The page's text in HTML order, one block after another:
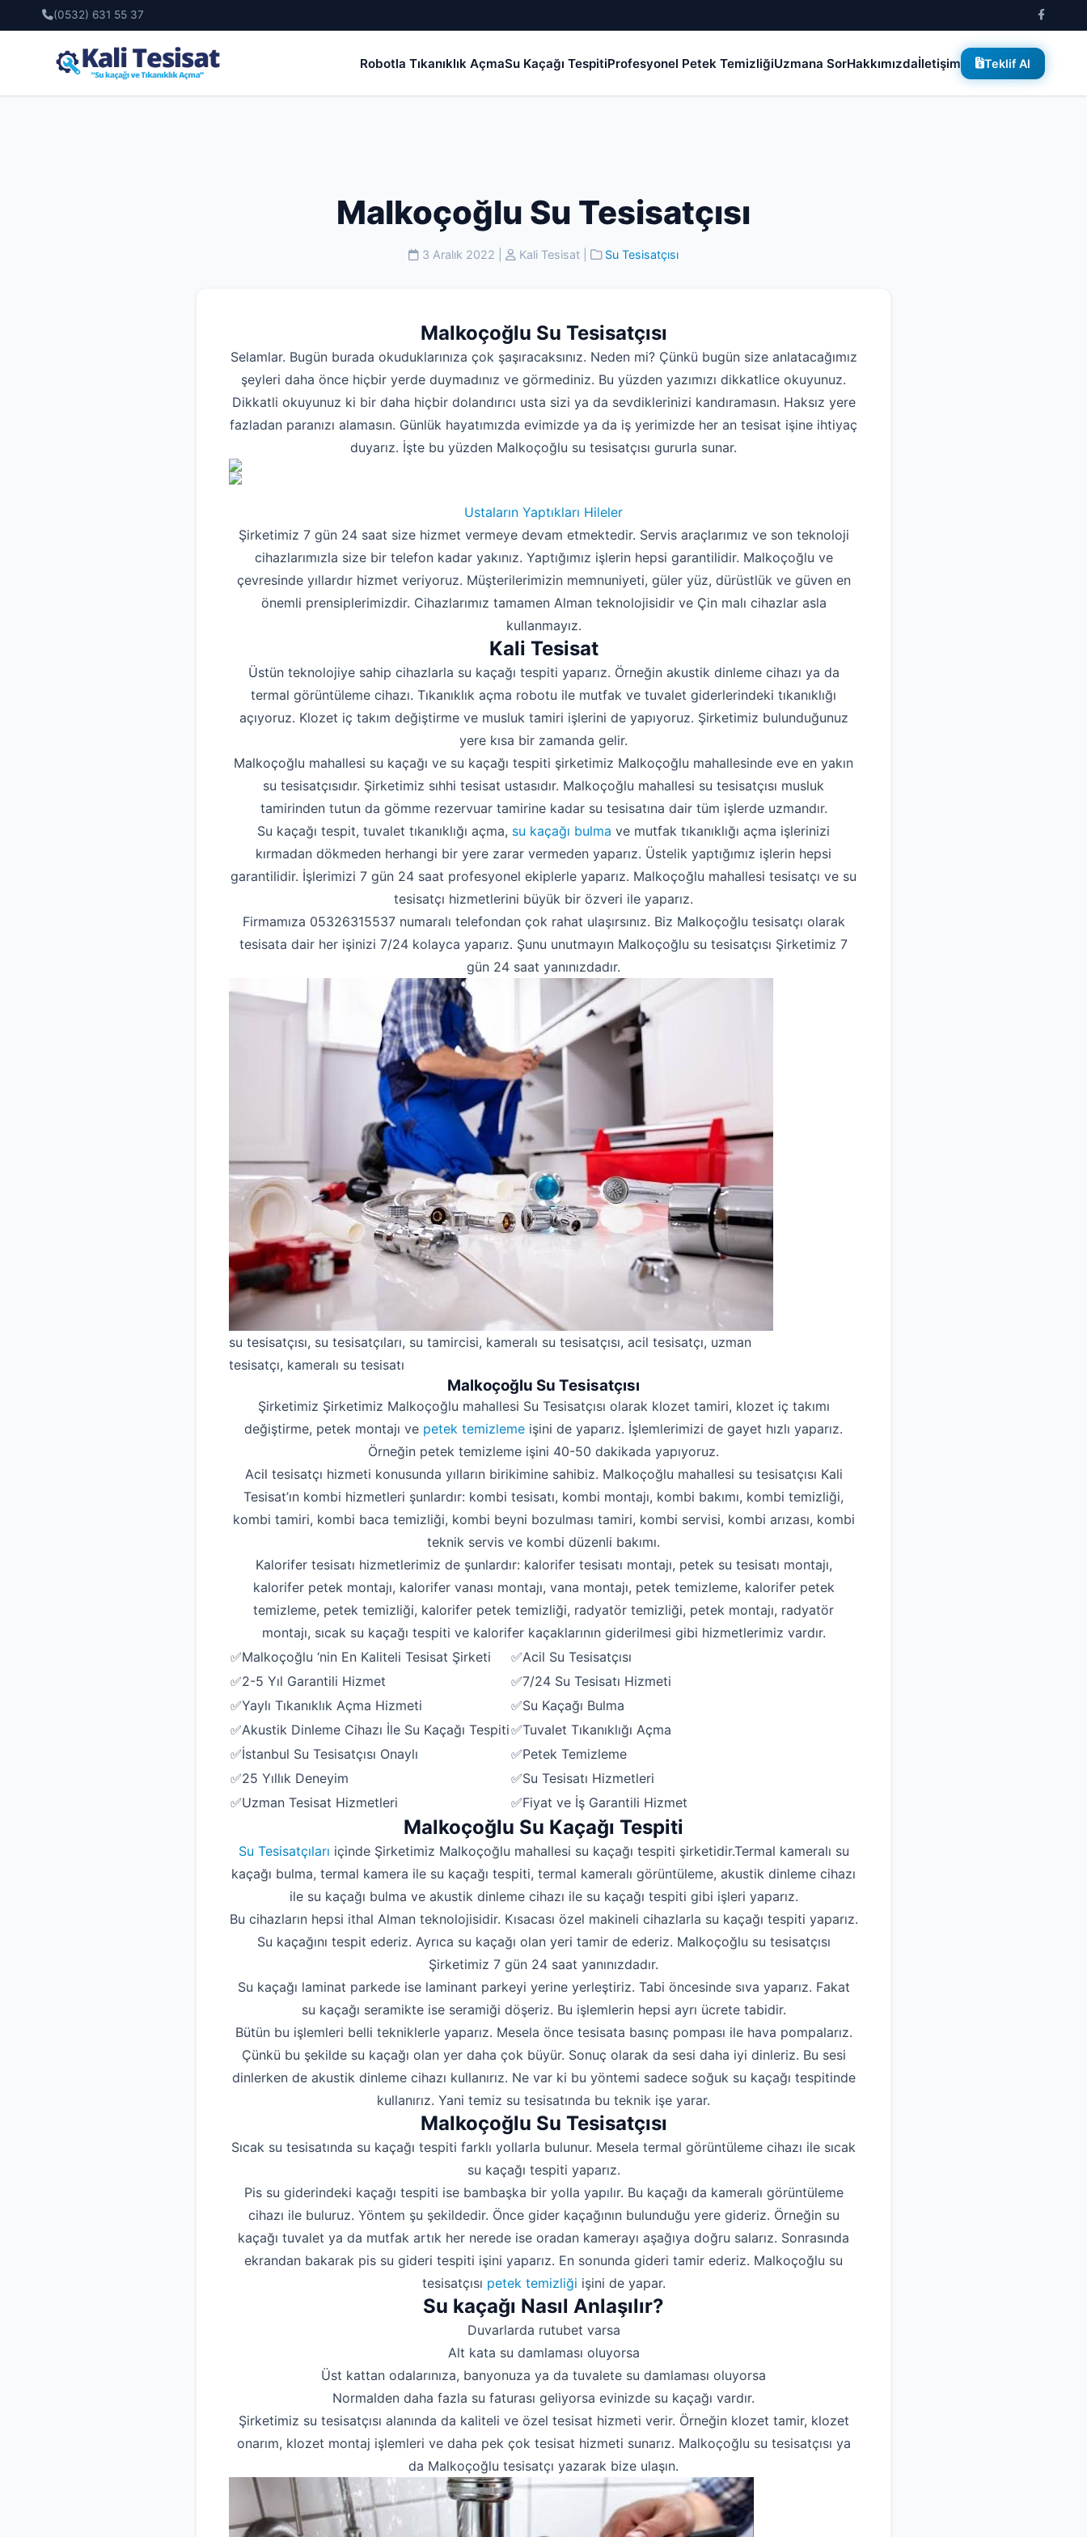
(0532) 631 55 37
Robotla Tıkanıklık AçmaSu Kaçağı TespitiProfesyonel Petek TemizliğiUzmana SorHakkımızdaİletişim Teklif Al
Robotla Tıkanıklık Açma
Su Kaçağı Tespiti
Profesyonel Petek Temizliği
Uzmana Sor
Hakkımızda
İletişim
Malkoçoğlu Su Tesisatçısı
3 Aralık 2022 Kali Tesisat Su Tesisatçısı
Malkoçoğlu Su Tesisatçısı
Selamlar. Bugün burada okuduklarınıza çok şaşıracaksınız. Neden mi? Çünkü bugün size anlatacağımız
şeyleri daha önce hiçbir yerde duymadınız ve görmediniz. Bu yüzden yazımızı dikkatlice okuyunuz.
Dikkatli okuyunuz ki bir daha hiçbir dolandırıcı usta sizi ya da sevdiklerinizi kandıramasın. Haksız yere
fazladan paranızı alamasın. Günlük hayatımızda evimizde ya da iş yerimizde her an tesisat işine ihtiyaç
duyarız. İşte bu yüzden Malkoçoğlu su tesisatçısı gururla sunar.
Ustaların Yaptıkları Hileler
Şirketimiz 7 gün 24 saat size hizmet vermeye devam etmektedir. Servis araçlarımız ve son teknoloji
cihazlarımızla size bir telefon kadar yakınız. Yaptığımız işlerin hepsi garantilidir. Malkoçoğlu ve
çevresinde yıllardır hizmet veriyoruz. Müşterilerimizin memnuniyeti, güler yüz, dürüstlük ve güven en
önemli prensiplerimizdir. Cihazlarımız tamamen Alman teknolojisidir ve Çin malı cihazlar asla
kullanmayız.
Kali Tesisat
Üstün teknolojiye sahip cihazlarla su kaçağı tespiti yaparız. Örneğin akustik dinleme cihazı ya da
termal görüntüleme cihazı. Tıkanıklık açma robotu ile mutfak ve tuvalet giderlerindeki tıkanıklığı
açıyoruz. Klozet iç takım değiştirme ve musluk tamiri işlerini de yapıyoruz. Şirketimiz bulunduğunuz
yere kısa bir zamanda gelir.
Malkoçoğlu mahallesi su kaçağı ve su kaçağı tespiti şirketimiz Malkoçoğlu mahallesinde eve en yakın
su tesisatçısıdır. Şirketimiz sıhhi tesisat ustasıdır. Malkoçoğlu mahallesi su tesisatçısı musluk
tamirinden tutun da gömme rezervuar tamirine kadar su tesisatına dair tüm işlerde uzmandır.
Su kaçağı tespit, tuvalet tıkanıklığı açma, su kaçağı bulma ve mutfak tıkanıklığı açma işlerinizi
kırmadan dökmeden herhangi bir yere zarar vermeden yaparız. Üstelik yaptığımız işlerin hepsi
garantilidir. İşlerimizi 7 gün 24 saat profesyonel ekiplerle yaparız. Malkoçoğlu mahallesi tesisatçı ve su
tesisatçı hizmetlerini büyük bir özveri ile yaparız.
Firmamıza 05326315537 numaralı telefondan çok rahat ulaşırsınız. Biz Malkoçoğlu tesisatçı olarak
tesisata dair her işinizi 7/24 kolayca yaparız. Şunu unutmayın Malkoçoğlu su tesisatçısı Şirketimiz 7
gün 24 saat yanınızdadır.
su tesisatçısı, su tesisatçıları, su tamircisi, kameralı su tesisatçısı, acil tesisatçı, uzman
tesisatçı, kameralı su tesisatı
Malkoçoğlu Su Tesisatçısı
Şirketimiz Şirketimiz Malkoçoğlu mahallesi Su Tesisatçısı olarak klozet tamiri, klozet iç takımı
değiştirme, petek montajı ve petek temizleme işini de yaparız. İşlemlerimizi de gayet hızlı yaparız.
Örneğin petek temizleme işini 40-50 dakikada yapıyoruz.
Acil tesisatçı hizmeti konusunda yılların birikimine sahibiz. Malkoçoğlu mahallesi su tesisatçısı Kali
Tesisat’ın kombi hizmetleri şunlardır: kombi tesisatı, kombi montajı, kombi bakımı, kombi temizliği,
kombi tamiri, kombi baca temizliği, kombi beyni bozulması tamiri, kombi servisi, kombi arızası, kombi
teknik servis ve kombi düzenli bakımı.
Kalorifer tesisatı hizmetlerimiz de şunlardır: kalorifer tesisatı montajı, petek su tesisatı montajı,
kalorifer petek montajı, kalorifer vanası montajı, vana montajı, petek temizleme, kalorifer petek
temizleme, petek temizliği, kalorifer petek temizliği, radyatör temizliği, petek montajı, radyatör
montajı, sıcak su kaçağı tespiti ve kalorifer kaçaklarının giderilmesi gibi hizmetlerimiz vardır.
✅Malkoçoğlu ‘nin En Kaliteli Tesisat Şirketi
✅Acil Su Tesisatçısı
✅2-5 Yıl Garantili Hizmet
✅7/24 Su Tesisatı Hizmeti
✅Yaylı Tıkanıklık Açma Hizmeti
✅Su Kaçağı Bulma
✅Akustik Dinleme Cihazı İle Su Kaçağı Tespiti✅Tuvalet Tıkanıklığı Açma
✅İstanbul Su Tesisatçısı Onaylı
✅Petek Temizleme
✅25 Yıllık Deneyim
✅Su Tesisatı Hizmetleri
✅Uzman Tesisat Hizmetleri
✅Fiyat ve İş Garantili Hizmet
Malkoçoğlu Su Kaçağı Tespiti
Su Tesisatçıları içinde Şirketimiz Malkoçoğlu mahallesi su kaçağı tespiti şirketidir.Termal kameralı su
kaçağı bulma, termal kamera ile su kaçağı tespiti, termal kameralı görüntüleme, akustik dinleme cihazı
ile su kaçağı bulma ve akustik dinleme cihazı ile su kaçağı tespiti gibi işleri yaparız.
Bu cihazların hepsi ithal Alman teknolojisidir. Kısacası özel makineli cihazlarla su kaçağı tespiti yaparız.
Su kaçağını tespit ederiz. Ayrıca su kaçağı olan yeri tamir de ederiz. Malkoçoğlu su tesisatçısı
Şirketimiz 7 gün 24 saat yanınızdadır.
Su kaçağı laminat parkede ise laminant parkeyi yerine yerleştiriz. Tabi öncesinde sıva yaparız. Fakat
su kaçağı seramikte ise seramiği döşeriz. Bu işlemlerin hepsi ayrı ücrete tabidir.
Bütün bu işlemleri belli tekniklerle yaparız. Mesela önce tesisata basınç pompası ile hava pompalarız.
Çünkü bu şekilde su kaçağı olan yer daha çok büyür. Sonuç olarak da sesi daha iyi dinleriz. Bu sesi
dinlerken de akustik dinleme cihazı kullanırız. Ne var ki bu yöntemi sadece soğuk su kaçağı tespitinde
kullanırız. Yani temiz su tesisatında bu teknik işe yarar.
Malkoçoğlu Su Tesisatçısı
Sıcak su tesisatında su kaçağı tespiti farklı yollarla bulunur. Mesela termal görüntüleme cihazı ile sıcak
su kaçağı tespiti yaparız.
Pis su giderindeki kaçağı tespiti ise bambaşka bir yolla yapılır. Bu kaçağı da kameralı görüntüleme
cihazı ile buluruz. Yöntem şu şekildedir. Önce gider kaçağının bulunduğu yere gideriz. Örneğin su
kaçağı tuvalet ya da mutfak artık her nerede ise oradan kamerayı aşağıya doğru salarız. Sonrasında
ekrandan bakarak pis su gideri tespiti işini yaparız. En sonunda gideri tamir ederiz. Malkoçoğlu su
tesisatçısı petek temizliği işini de yapar.
Su kaçağı Nasıl Anlaşılır?
Duvarlarda rutubet varsa
Alt kata su damlaması oluyorsa
Üst kattan odalarınıza, banyonuza ya da tuvalete su damlaması oluyorsa
Normalden daha fazla su faturası geliyorsa evinizde su kaçağı vardır.
Şirketimiz su tesisatçısı alanında da kaliteli ve özel tesisat hizmeti verir. Örneğin klozet tamir, klozet
onarım, klozet montaj işlemleri ve daha pek çok tesisat hizmeti sunarız. Malkoçoğlu su tesisatçısı ya
da Malkoçoğlu tesisatçı yazarak bize ulaşın.